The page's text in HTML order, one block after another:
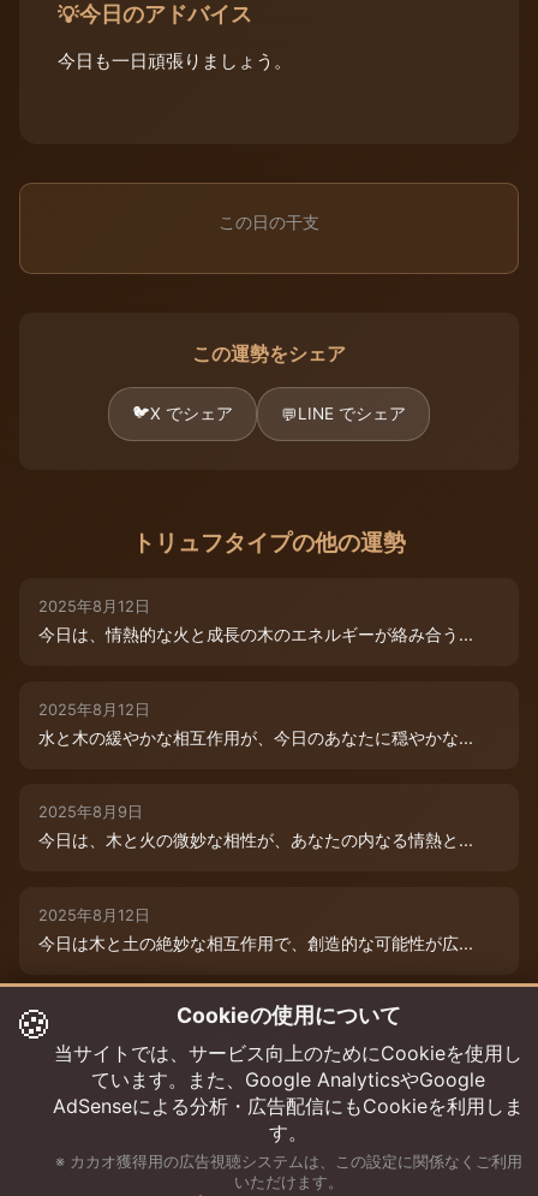
💡今日のアドバイス
今日も一日頑張りましょう。
この日の干支
この運勢をシェア
🐦X でシェア 💬LINE でシェア
トリュフタイプの他の運勢
2025年8月12日
今日は、情熱的な火と成長の木のエネルギーが絡み合う...
2025年8月12日
水と木の緩やかな相互作用が、今日のあなたに穏やかな...
2025年8月9日
今日は、木と火の微妙な相性が、あなたの内なる情熱と...
2025年8月12日
今日は木と土の絶妙な相互作用で、創造的な可能性が広...
2025年8月12日
今日は、燃えるような情熱と成長のエネルギーに満ちた...
🍪 Cookieの使用について
当サイトでは、サービス向上のためにCookieを使用し
ています。また、Google AnalyticsやGoogle
AdSenseによる分析・広告配信にもCookieを利用しま
す。
※ カカオ獲得用の広告視聴システムは、この設定に関係なくご利用
いただけます。